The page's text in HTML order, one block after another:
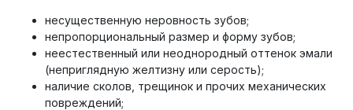
несущественную неровность зубов;
непропорциональный размер и форму зубов;
неестественный или неоднородный оттенок эмали
(неприглядную желтизну или серость);
наличие сколов, трещинок и прочих механических
повреждений;